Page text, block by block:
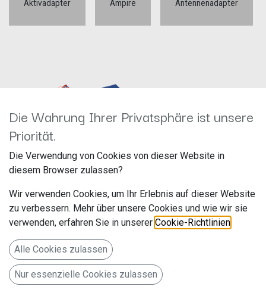
Aktivadapter Ampire Antennenadapter
CAN-Bus Kit VAG 40Pin
1324-46-15
Hersteller: ACV
Artikelnummer: 12-1324-46-15
acv GmbH
41812 Erkelenz
Deutschland www.acvgmbh.de
12-1324-46-15
79,99
Die Wahrung Ihrer Privatsphäre ist unsere
Priorität.
Die Verwendung von Cookies von dieser Website in
diesem Browser zulassen?
Wir verwenden Cookies, um Ihr Erlebnis auf dieser Website
zu verbessern. Mehr über unsere Cookies und wie wir sie
verwenden, erfahren Sie in unserer Cookie-Richtlinien
Alle Cookies zulassen
Nur essenzielle Cookies zulassen